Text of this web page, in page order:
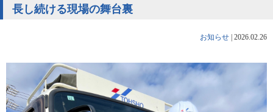
長し続ける現場の舞台裏
お知らせ 2026.02.26